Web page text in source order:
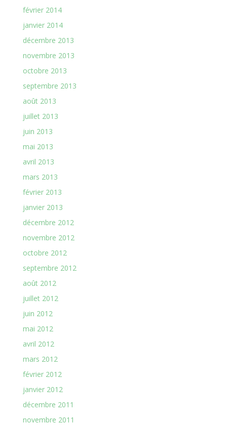
février 2014
janvier 2014
décembre 2013
novembre 2013
octobre 2013
septembre 2013
août 2013
juillet 2013
juin 2013
mai 2013
avril 2013
mars 2013
février 2013
janvier 2013
décembre 2012
novembre 2012
octobre 2012
septembre 2012
août 2012
juillet 2012
juin 2012
mai 2012
avril 2012
mars 2012
février 2012
janvier 2012
décembre 2011
novembre 2011